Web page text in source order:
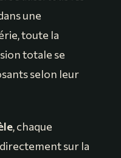
une
toute la
totale se
selon leur
, chaque
sur la